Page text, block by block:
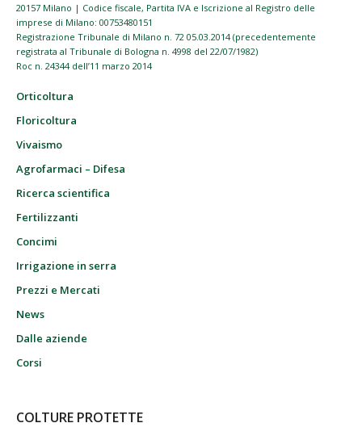
20157 Milano | Codice fiscale, Partita IVA e Iscrizione al Registro delle
imprese di Milano: 00753480151
Registrazione Tribunale di Milano n. 72 05.03.2014 (precedentemente
registrata al Tribunale di Bologna n. 4998 del 22/07/1982)
Roc n. 24344 dell’11 marzo 2014
Orticoltura
Floricoltura
Vivaismo
Agrofarmaci – Difesa
Ricerca scientifica
Fertilizzanti
Concimi
Irrigazione in serra
Prezzi e Mercati
News
Dalle aziende
Corsi
COLTURE PROTETTE